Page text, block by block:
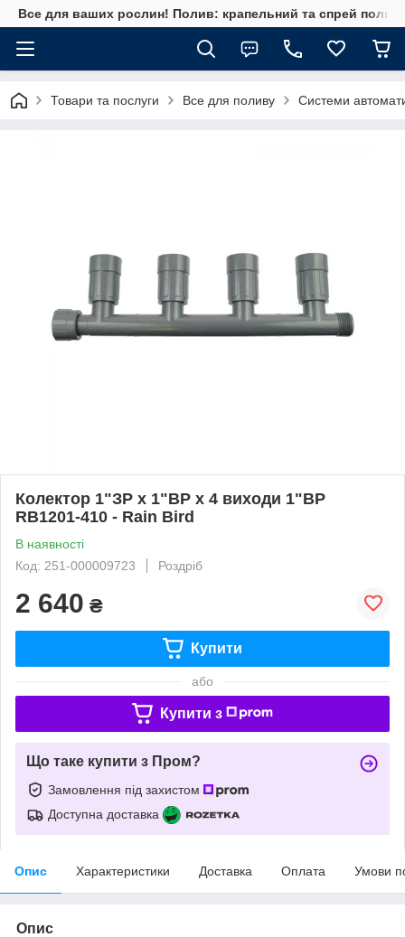
Все для ваших рослин! Полив: крапельний та спрей полив,
Товари та послуги Все для поливу Системи
Колектор 1"ЗР х 1"ВР х 4 виходи 1"ВР
RB1201-410 - Rain Bird
В наявності
Код: 251-000009723
Роздріб
2 640 ₴
Купити
або
Купити з
Що таке купити з Пром?
Замовлення під захистом
Доступна доставка
Опис Характеристики Доставка Оплата Умови
Опис